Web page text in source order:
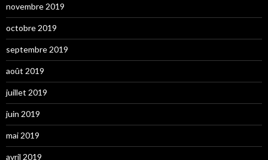
novembre 2019
octobre 2019
septembre 2019
août 2019
juillet 2019
juin 2019
mai 2019
avril 2019